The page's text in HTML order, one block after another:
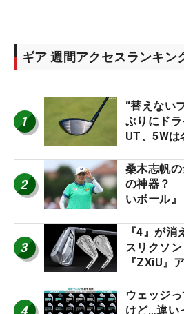
ギア 週間アクセスランキン
1
“替えない
ぶりにドラ
UT、5W
2
桑木志帆
の神器？
いボール
ー』 #女
3
『4』が消
スリクソ
『ZXiU』
4
ウェッジ
けど…違い